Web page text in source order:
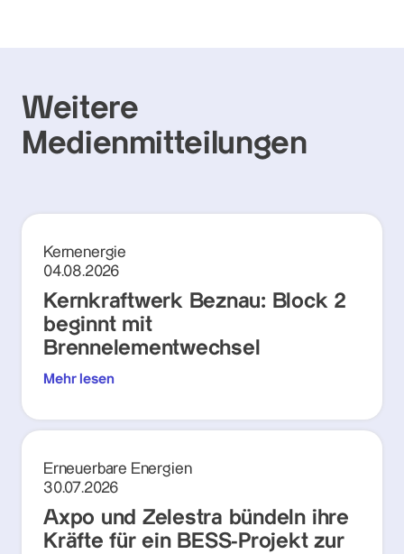
Weitere
Medienmitteilungen
Kernenergie
04.08.2026
Kernkraftwerk Beznau: Block 2
beginnt mit
Brennelementwechsel
Mehr lesen
Erneuerbare Energien
30.07.2026
Axpo und Zelestra bündeln ihre
Kräfte für ein BESS-Projekt zur